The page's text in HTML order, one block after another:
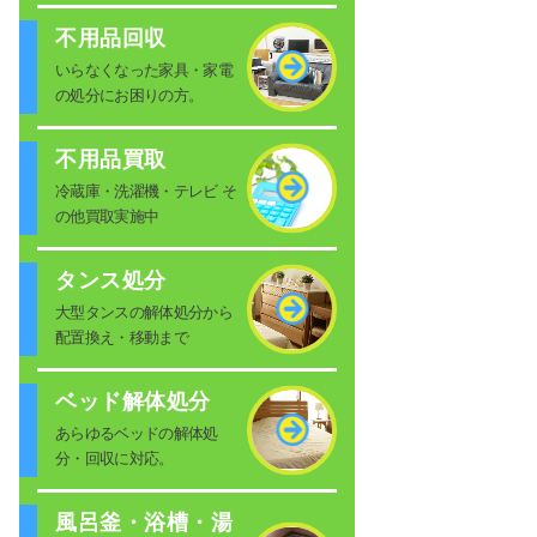
不用品回収
いらなくなった家具・家電
の処分にお困りの方。
不用品買取
冷蔵庫・洗濯機・テレビ そ
の他買取実施中
タンス処分
大型タンスの解体処分から
配置換え・移動まで
ベッド解体処分
あらゆるベッドの解体処
分・回収に対応。
風呂釜・浴槽・湯